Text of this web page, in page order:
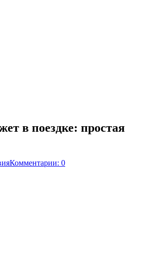
в поездке: простая
Комментарии: 0